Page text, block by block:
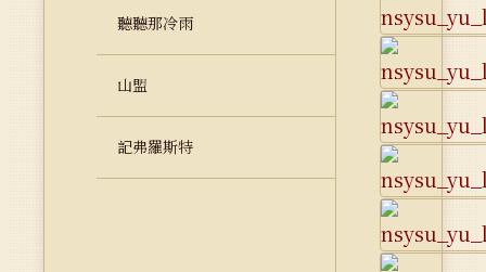
聽聽那冷雨
山盟
記弗羅斯特